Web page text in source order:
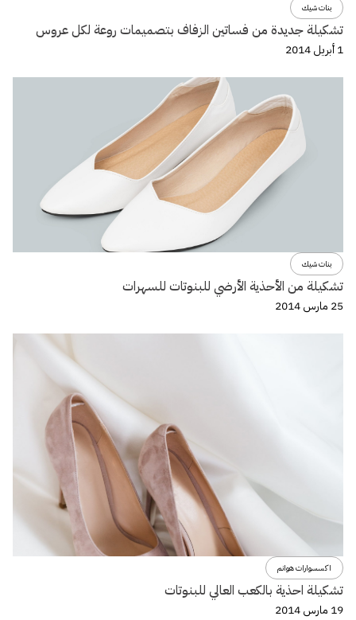
بنات شيك
تشكيلة جديدة من فساتين الزفاف بتصميمات روعة لكل عروس
1 أبريل 2014
بنات شيك
تشكيلة من الأحذية الأرضي للبنوتات للسهرات
25 مارس 2014
اكسسوارات هوانم
تشكيلة احذية بالكعب العالي للبنوتات
19 مارس 2014